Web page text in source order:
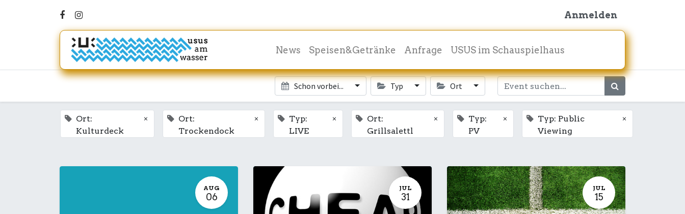
Anmelden
News Speisen&Getränke Anfrage USUS im Schauspielhaus
Schon vorbei... Typ Ort
Ort:
Kulturdeck
×
Ort:
Trockendock
×
Typ:
LIVE
×
Ort:
Grillsalettl
×
Typ:
PV
×
Typ: Public
Viewing
×
AUG
06
JUL
31
JUL
15